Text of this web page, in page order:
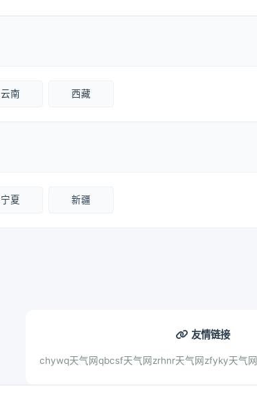
云南 西藏
宁夏 新疆
友情链接
chywq天气网qbcsf天气网zrhnr天气网zfyky天气网